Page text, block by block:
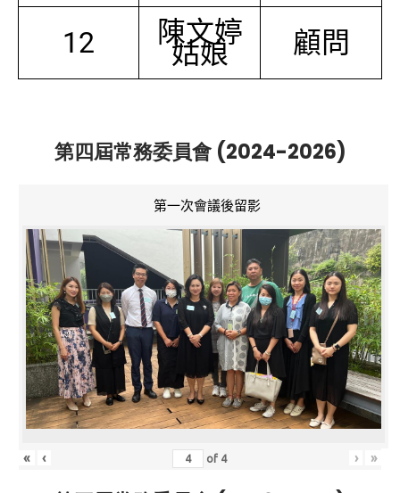
12 陳文婷
姑娘 顧問
第四屆常務委員會 (2024-2026)
第一次會議後留影
« ‹ of 4 › »